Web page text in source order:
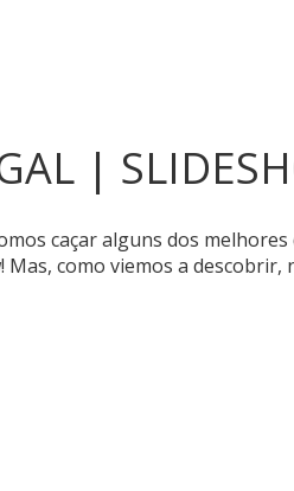
|
caçar alguns dos melhores
como viemos a descobrir,